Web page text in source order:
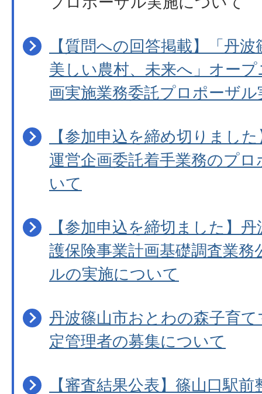
【質問への回答掲載】「丹
美しい農村、未来へ」オー
画実施業務委託プロポーザル
【参加申込を締め切りまし
運営企画委託着手業務のプ
いて
【参加申込を締切ました】
護保険事業計画基礎調査業
ルの実施について
丹波篠山市おとわの森子育
定管理者の募集について
【審査結果公表】篠山口駅